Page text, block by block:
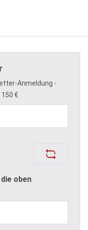
Anmeldung -
€
oben